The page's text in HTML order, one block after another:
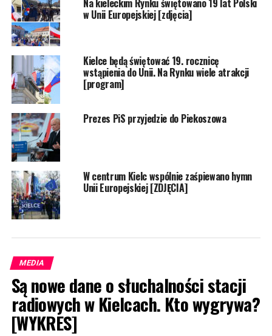
Na kieleckim Rynku świętowano 19 lat Polski
w Unii Europejskiej [zdjęcia]
Kielce będą świętować 19. rocznicę
wstąpienia do Unii. Na Rynku wiele atrakcji
[program]
Prezes PiS przyjedzie do Piekoszowa
W centrum Kielc wspólnie zaśpiewano hymn
Unii Europejskiej [ZDJĘCIA]
MEDIA
Są nowe dane o słuchalności stacji
radiowych w Kielcach. Kto wygrywa?
[WYKRES]